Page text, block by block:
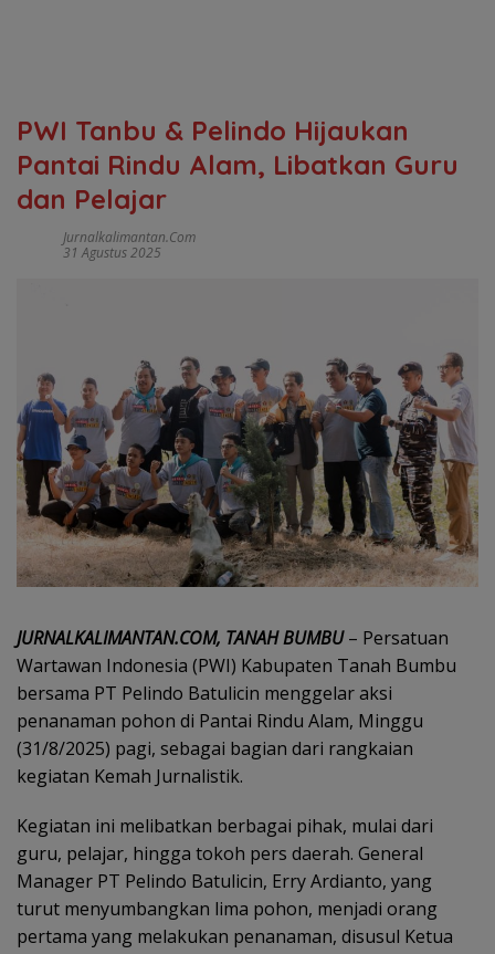
PWI Tanbu & Pelindo Hijaukan
Pantai Rindu Alam, Libatkan Guru
dan Pelajar
Jurnalkalimantan.com
31 Agustus 2025
JURNALKALIMANTAN.COM, TANAH BUMBU– Persatuan
Wartawan Indonesia (PWI) Kabupaten Tanah Bumbu
bersama PT Pelindo Batulicin menggelar aksi
penanaman pohon di Pantai Rindu Alam, Minggu
(31/8/2025) pagi, sebagai bagian dari rangkaian
kegiatan Kemah Jurnalistik.
Kegiatan ini melibatkan berbagai pihak, mulai dari
guru, pelajar, hingga tokoh pers daerah. General
Manager PT Pelindo Batulicin, Erry Ardianto, yang
turut menyumbangkan lima pohon, menjadi orang
pertama yang melakukan penanaman, disusul Ketua